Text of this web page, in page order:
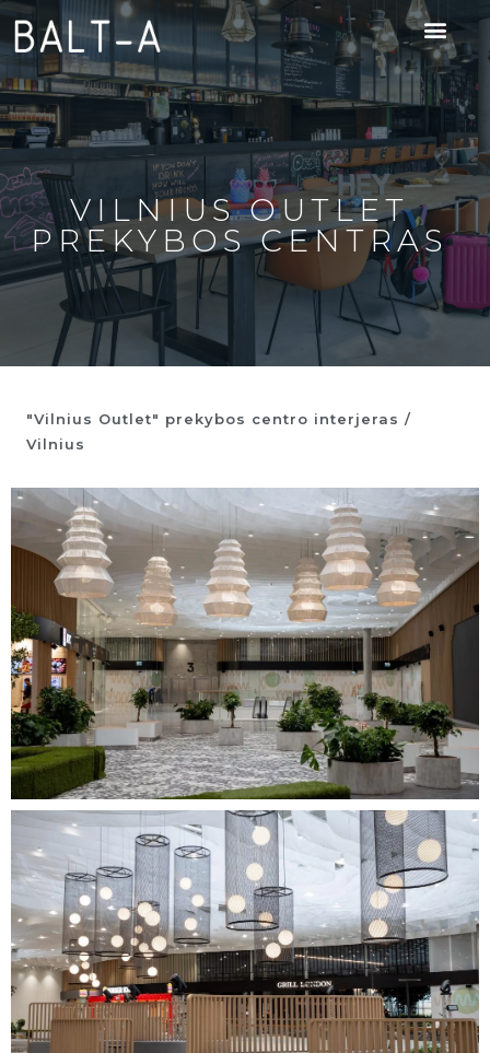
VILNIUS OUTLET
PREKYBOS CENTRAS
"Vilnius Outlet" prekybos centro interjeras /
Vilnius